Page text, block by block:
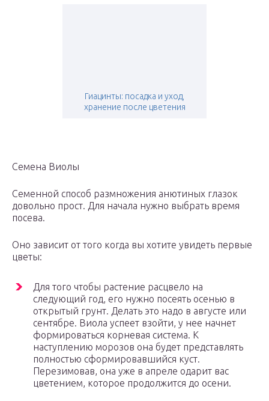
Гиацинты: посадка и уход,
хранение после цветения
Семена Виолы
Семенной способ размножения анютиных глазок
довольно прост. Для начала нужно выбрать время
посева.
Оно зависит от того когда вы хотите увидеть первые
цветы:
Для того чтобы растение расцвело на
следующий год, его нужно посеять осенью в
открытый грунт. Делать это надо в августе или
сентябре. Виола успеет взойти, у нее начнет
формироваться корневая система. К
наступлению морозов она будет представлять
полностью сформировавшийся куст.
Перезимовав, она уже в апреле одарит вас
цветением, которое продолжится до осени.